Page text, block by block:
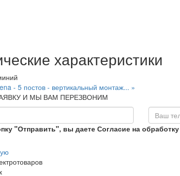
характеристики
- 5 постов - вертикальный монтаж... »
И МЫ ВАМ ПЕРЕЗВОНИМ
"Отправить", вы даете Согласие на